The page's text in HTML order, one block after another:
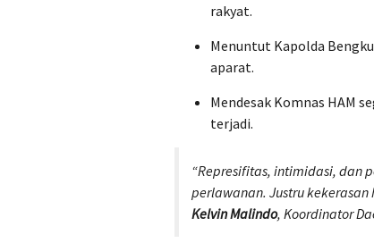
rakyat.
Menuntut Kapolda
aparat.
Mendesak Komnas HAM
terjadi.
“Represifitas, intimidasi, dan
perlawanan. Justru
Kelvin Malindo, Koordinator